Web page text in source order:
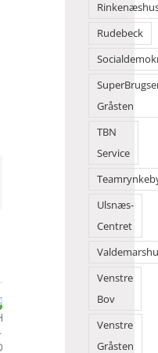
Rudebeck
Gråsten
TBN
Service
Ulsnæs-
Centret
Venstre
Bov
Venstre
Gråsten